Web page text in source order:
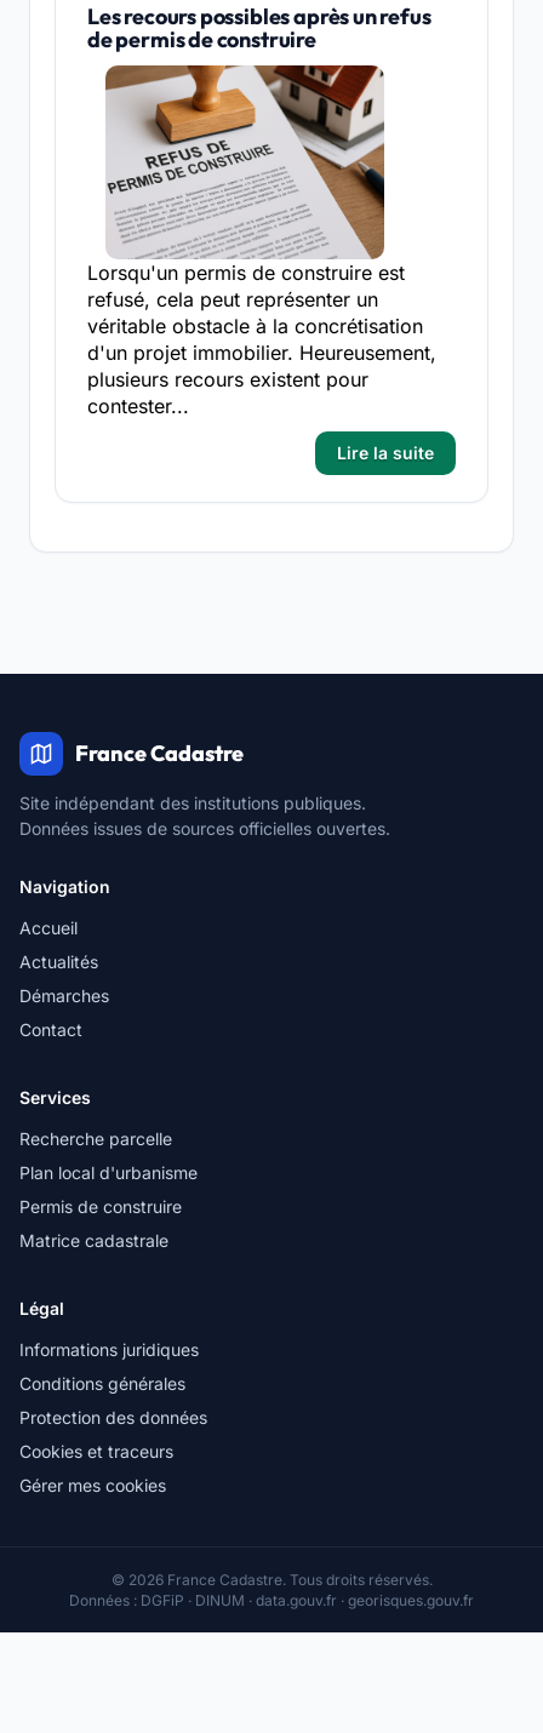
Les recours possibles après un refus
de permis de construire
Lorsqu'un permis de construire est
refusé, cela peut représenter un
véritable obstacle à la concrétisation
d'un projet immobilier. Heureusement,
plusieurs recours existent pour
contester...
Lire la suite
France Cadastre
Site indépendant des institutions publiques.
Données issues de sources officielles ouvertes.
Navigation
Accueil
Actualités
Démarches
Contact
Services
Recherche parcelle
Plan local d'urbanisme
Permis de construire
Matrice cadastrale
Légal
Informations juridiques
Conditions générales
Protection des données
Cookies et traceurs
Gérer mes cookies
© 2026 France Cadastre. Tous droits réservés.
Données : DGFiP · DINUM · data.gouv.fr · georisques.gouv.fr